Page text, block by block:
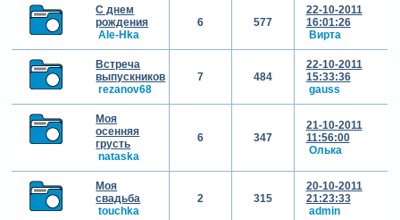
С днем
рождения
Ale-Hka
6 577
22-10-2011
16:01:26
Вирта
Встреча
выпускников
rezanov68
7 484
22-10-2011
15:33:36
gauss
Моя
осенняя
грусть
nataska
6 347
21-10-2011
11:56:00
Олька
Моя
свадьба
touchka
2 315
20-10-2011
21:23:33
admin